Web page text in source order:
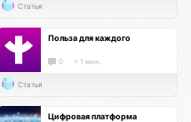
Статья
Польза для каждого
0 < 1 мин.
Статья
Цифровая платформа